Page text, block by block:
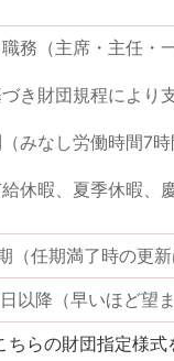
務（主席・主任・
き財団規程により
みなし労働時間7時
休暇、夏季休暇、
（任期満了時の更新
以降（早いほど望ま
らの財団指定様式